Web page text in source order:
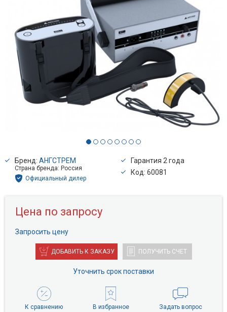
Бренд: АНГСТРЕМ
Страна бренда: Россия
Официальный дилер
Гарантия 2 года
Код: 60081
Цена по запросу
Запросить цену
ДОБАВИТЬ К ЗАКАЗУ ПОЛУЧИТЬ СЧЕТ
Уточнить срок поставки
К сравнению В избранное Задать вопрос